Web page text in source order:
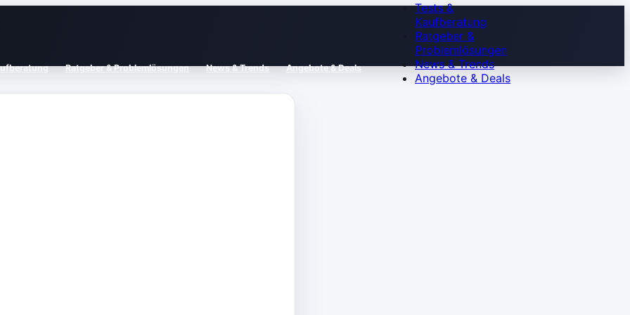
Ratgeber & Problemlösungen News & Trends Angebote & Deals
Tests &
Kaufberatung
Ratgeber &
Problemlösungen
News & Trends
Angebote & Deals